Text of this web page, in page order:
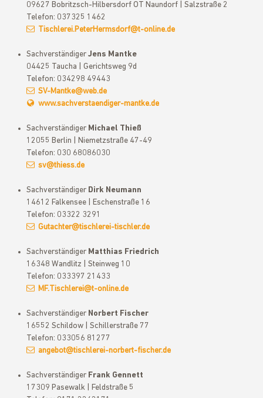
09627 Bobritzsch-Hilbersdorf OT Naundorf | Salzstraße 2
Telefon: 037325 1462
Tischlerei.PeterHermsdorf@t-online.de
Sachverständiger Jens Mantke
04425 Taucha | Gerichtsweg 9d
Telefon: 034298 49443
SV-Mantke@web.de
www.sachverstaendiger-mantke.de
Sachverständiger Michael Thieß
12055 Berlin | Niemetzstraße 47-49
Telefon: 030 68086030
sv@thiess.de
Sachverständiger Dirk Neumann
14612 Falkensee | Eschenstraße 16
Telefon: 03322 3291
Gutachter@tischlerei-tischler.de
Sachverständiger Matthias Friedrich
16348 Wandlitz | Steinweg 10
Telefon: 033397 21433
MF.Tischlerei@t-online.de
Sachverständiger Norbert Fischer
16552 Schildow | Schillerstraße 77
Telefon: 033056 81277
angebot@tischlerei-norbert-fischer.de
Sachverständiger Frank Gennett
17309 Pasewalk | Feldstraße 5